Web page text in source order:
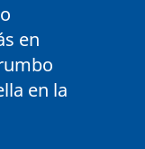
en
en la